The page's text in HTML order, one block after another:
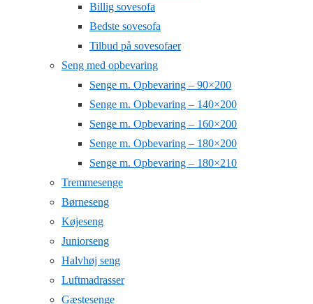
Billig sovesofa
Bedste sovesofa
Tilbud på sovesofaer
Seng med opbevaring
Senge m. Opbevaring – 90×200
Senge m. Opbevaring – 140×200
Senge m. Opbevaring – 160×200
Senge m. Opbevaring – 180×200
Senge m. Opbevaring – 180×210
Tremmesenge
Børneseng
Køjeseng
Juniorseng
Halvhøj seng
Luftmadrasser
Gæstesenge